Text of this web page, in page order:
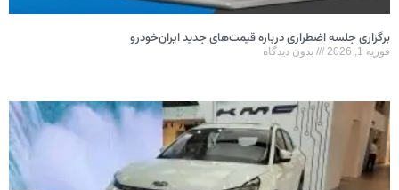
برگزاری جلسه اضطراری درباره قیمت‌های جدید ایران‌خودرو
فوریه 1, 2026 بدون دیدگاه